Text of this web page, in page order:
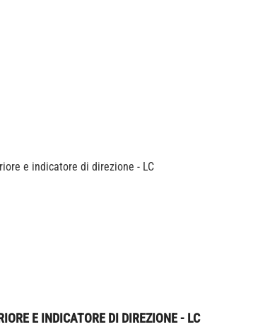
E INDICATORE DI DIREZIONE - LC